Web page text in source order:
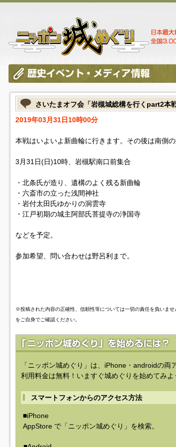
さいたまオフ会「岩槻城総構を行くpart2本戦
2019年03月31日10時00分
本戦はいよいよ新曲輪に行きます。その後は南側の
3月31日(日)10時、岩槻駅南口前集合
・北条氏が造り、遺構のよく残る新曲輪
・六斎市の立った浅間神社
・岩付太田氏ゆかりの洞雲寺
・江戸初期の城主阿部氏菩提寺の浄国寺
などを予定。
参加希望、問い合わせは野呂利まで。
※投稿された内容の正確性、信頼性等については一切の責任を負いま
をご自身でご確認ください。
「ニッポン城めぐり」は、iPhone・androidの両
利用料金は無料！いますぐ城めぐりを始めてみよ
スマートフォンからのアクセス方法
■iPhone
AppStore で「ニッポン城めぐり」を検索。